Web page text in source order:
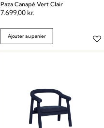
Paza Canapé Vert Clair
7.699,00 kr.
Ajouter au panier